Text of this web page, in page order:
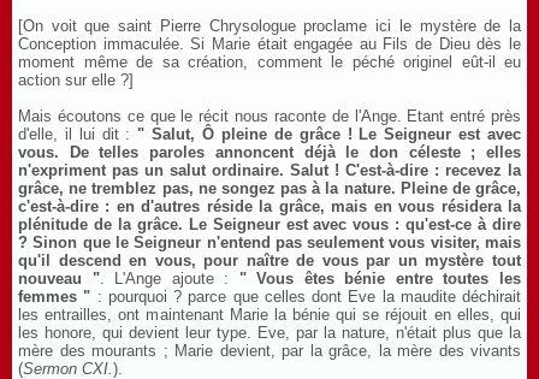
[On voit que saint Pierre Chrysologue proclame ici le mystère de la
Conception immaculée. Si Marie était engagée au Fils de Dieu dès le
moment même de sa création, comment le péché originel eût-il eu
action sur elle ?]
Mais écoutons ce que le récit nous raconte de l'Ange. Etant entré près
d'elle, il lui dit : " Salut, Ô pleine de grâce ! Le Seigneur est avec
vous. De telles paroles annoncent déjà le don céleste ; elles
n'expriment pas un salut ordinaire. Salut ! C'est-à-dire : recevez la
grâce, ne tremblez pas, ne songez pas à la nature. Pleine de grâce,
c'est-à-dire : en d'autres réside la grâce, mais en vous résidera la
plénitude de la grâce. Le Seigneur est avec vous : qu'est-ce à dire
? Sinon que le Seigneur n'entend pas seulement vous visiter, mais
qu'il descend en vous, pour naître de vous par un mystère tout
nouveau ". L'Ange ajoute : " Vous êtes bénie entre toutes les
femmes " : pourquoi ? parce que celles dont Eve la maudite déchirait
les entrailles, ont maintenant Marie la bénie qui se réjouit en elles, qui
les honore, qui devient leur type. Eve, par la nature, n'était plus que la
mère des mourants ; Marie devient, par la grâce, la mère des vivants
(Sermon CXI.).